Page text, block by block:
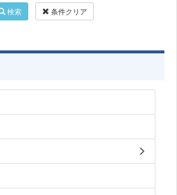
検索 条件クリア